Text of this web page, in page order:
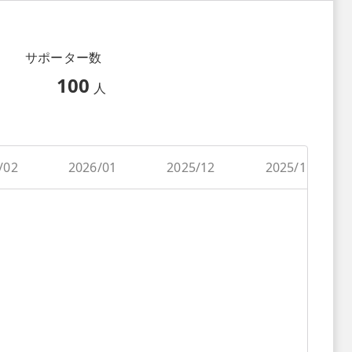
サポーター数
100 人
02 2026/01 2025/12 2025/11